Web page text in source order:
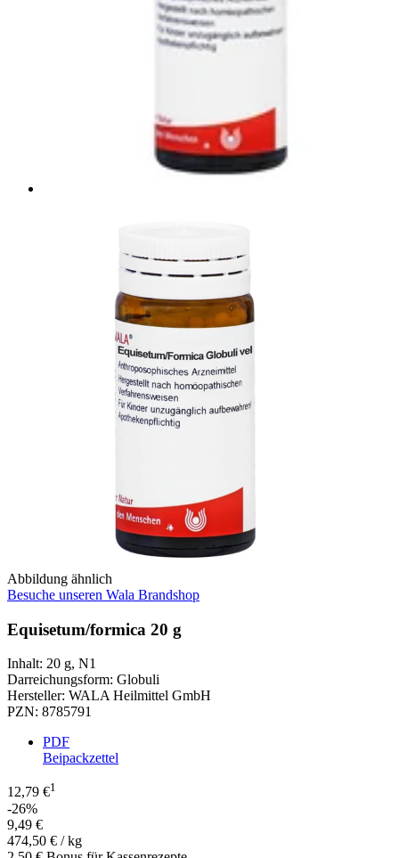
Abbildung ähnlich
Besuche unseren Wala Brandshop
Equisetum/formica 20 g
Inhalt: 20 g, N1
Darreichungsform: Globuli
Hersteller: WALA Heilmittel GmbH
PZN: 8785791
PDF
Beipackzettel
12,79 €1
-26%
9,49 €
474,50 € / kg